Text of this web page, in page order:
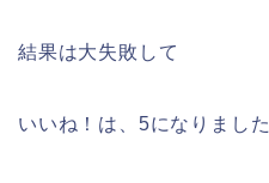
結果は大失敗して
いいね！は、5になりました